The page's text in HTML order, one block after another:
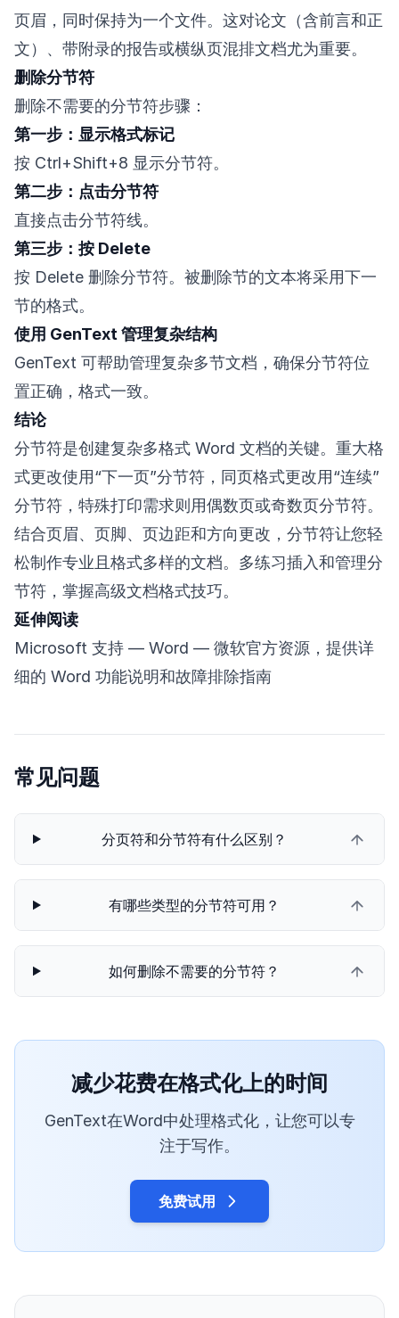
页眉，同时保持为一个文件。这对论文（含前言和正
文）、带附录的报告或横纵页混排文档尤为重要。
删除分节符
删除不需要的分节符步骤：
第一步：显示格式标记
按 Ctrl+Shift+8 显示分节符。
第二步：点击分节符
直接点击分节符线。
第三步：按 Delete
按 Delete 删除分节符。被删除节的文本将采用下一
节的格式。
使用 GenText 管理复杂结构
GenText 可帮助管理复杂多节文档，确保分节符位
置正确，格式一致。
结论
分节符是创建复杂多格式 Word 文档的关键。重大格
式更改使用“下一页”分节符，同页格式更改用“连续”
分节符，特殊打印需求则用偶数页或奇数页分节符。
结合页眉、页脚、页边距和方向更改，分节符让您轻
松制作专业且格式多样的文档。多练习插入和管理分
节符，掌握高级文档格式技巧。
延伸阅读
Microsoft 支持 — Word — 微软官方资源，提供详
细的 Word 功能说明和故障排除指南
常见问题
分页符和分节符有什么区别？
有哪些类型的分节符可用？
如何删除不需要的分节符？
减少花费在格式化上的时间
GenText在Word中处理格式化，让您可以专
注于写作。
免费试用